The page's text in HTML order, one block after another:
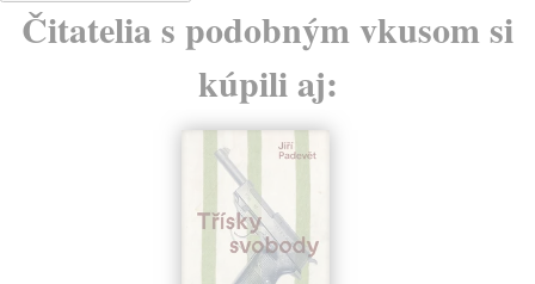
Čitatelia s podobným vkusom si
kúpili aj: